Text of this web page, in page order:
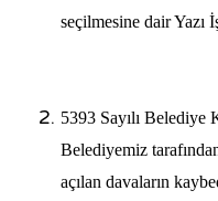
seçilmesine dair Yazı
5393 Sayılı Belediye
Belediyemiz
açılan davaların